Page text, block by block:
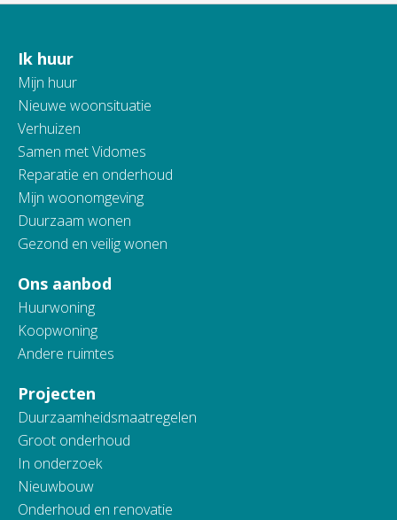
Contactinformatie
Ik huur
Mijn huur
Nieuwe woonsituatie
Verhuizen
Samen met Vidomes
Reparatie en onderhoud
Mijn woonomgeving
Duurzaam wonen
Gezond en veilig wonen
Ons aanbod
Huurwoning
Koopwoning
Andere ruimtes
Projecten
Duurzaamheidsmaatregelen
Groot onderhoud
In onderzoek
Nieuwbouw
Onderhoud en renovatie